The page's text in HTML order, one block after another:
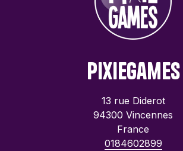
PixieGames
13 rue Diderot
94300 Vincennes
France
0184602899